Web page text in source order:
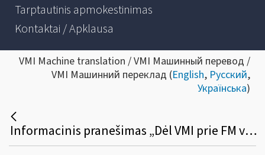
Tarptautinis apmokestinimas
Kontaktai / Apklausa
VMI Machine translation / VMI Машинный перевод /
VMI Машинний переклад (English, Русский,
Українська)
Informacinis pranešimas „Dėl VMI prie FM viršininko įsakymo „Dėl Mokestinės nepriemokos ar baudos už administracinį nusižengimą mokėjimo atidėjimo ir (ar) išdėstymo taisyklių ir formų patvirtinimo“